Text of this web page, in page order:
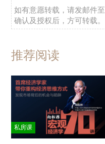
如有意愿转载，请发邮件至
确认及授权后，方可转载。
推荐阅读
私房课